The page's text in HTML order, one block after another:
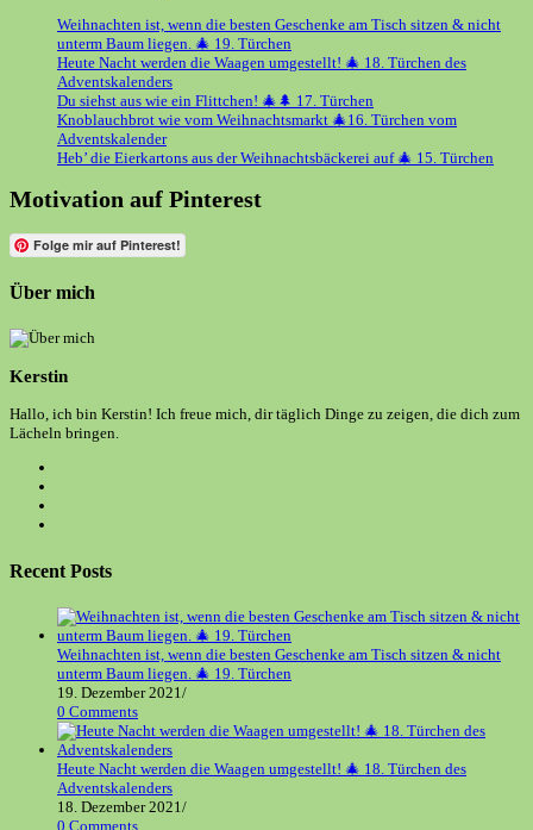
Weihnachten ist, wenn die besten Geschenke am Tisch sitzen & nicht
unterm Baum liegen. 🎄 19. Türchen
Heute Nacht werden die Waagen umgestellt! 🎄 18. Türchen des
Adventskalenders
Du siehst aus wie ein Flittchen! 🎄🌲 17. Türchen
Knoblauchbrot wie vom Weihnachtsmarkt 🎄16. Türchen vom
Adventskalender
Heb’ die Eierkartons aus der Weihnachtsbäckerei auf 🎄 15. Türchen
Motivation auf Pinterest
Folge mir auf Pinterest!
Über mich
Kerstin
Hallo, ich bin Kerstin! Ich freue mich, dir täglich Dinge zu zeigen, die dich zum
Lächeln bringen.
tab
new
tab
a
new
Recent Posts
Weihnachten ist, wenn die besten Geschenke am Tisch sitzen & nicht
unterm Baum liegen. 🎄 19. Türchen
19. Dezember 2021/
0 Comments
Heute Nacht werden die Waagen umgestellt! 🎄 18. Türchen des
Adventskalenders
18. Dezember 2021/
0 Comments